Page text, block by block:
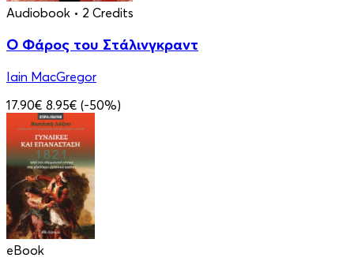
Audiobook • 2 Credits
Ο Φάρος του Στάλινγκραντ
Iain MacGregor
17.90€ 8.95€ (-50%)
eBook